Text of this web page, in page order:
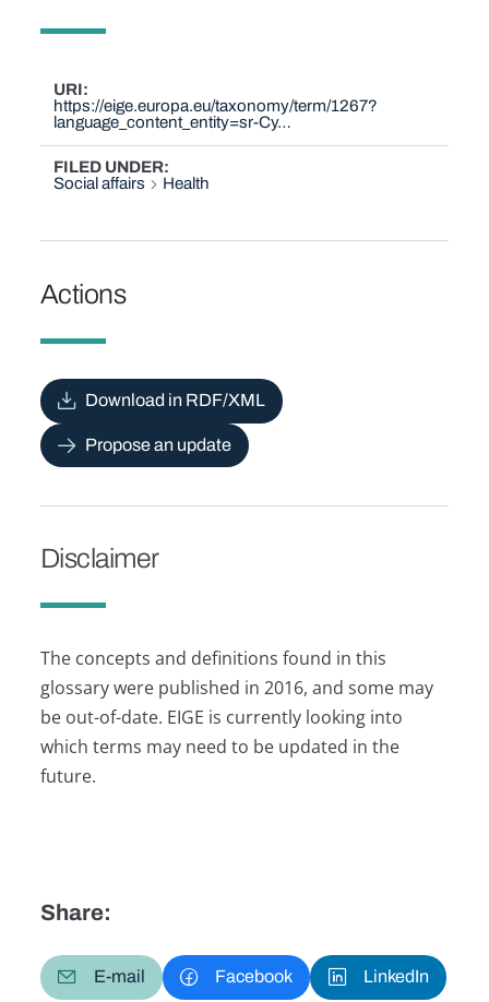
URI
https://eige.europa.eu/taxonomy/term/1267?
language_content_entity=sr-Cy…
FILED UNDER
Social affairs
Health
Actions
Download in RDF/XML
Propose an update
Disclaimer
The concepts and definitions found in this
glossary were published in 2016, and some may
be out-of-date. EIGE is currently looking into
which terms may need to be updated in the
future.
Share:
E-mail Facebook LinkedIn